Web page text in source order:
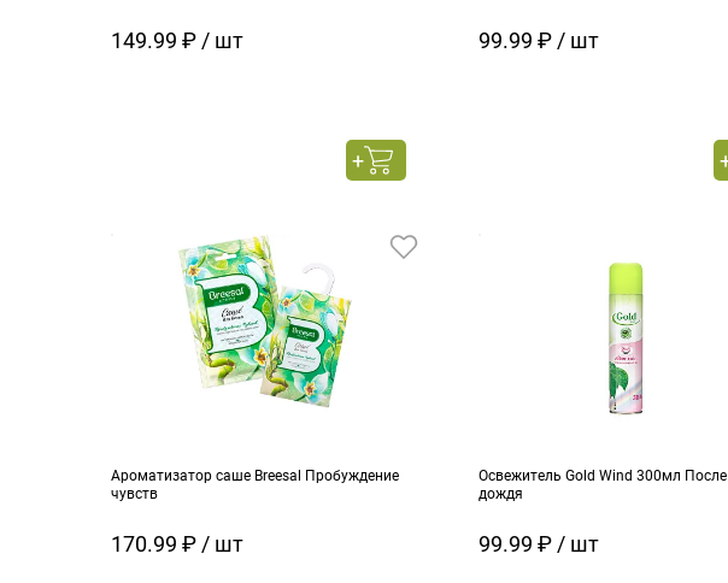
149.99 ₽ / шт 99.99 ₽ / шт
Ароматизатор саше Breesal Пробуждение
чувств
170.99 ₽ / шт
Освежитель Gold Wind 300мл После
дождя
99.99 ₽ / шт